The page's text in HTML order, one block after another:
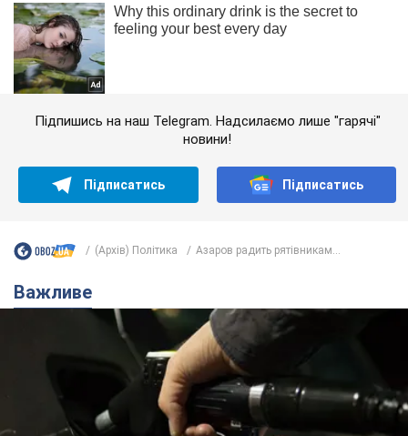
Підпишись на наш Telegram. Надсилаємо лише "гарячі"
новини!
Підписатись Підписатись
(Архів) Політика Азаров радить рятівникам...
Важливе